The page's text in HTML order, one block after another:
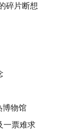
碎片断想
博物馆
一票难求